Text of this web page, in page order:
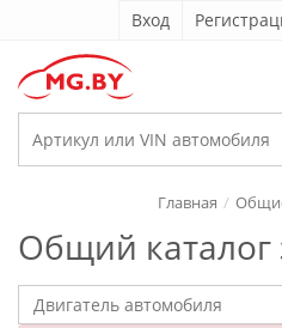
Вход
Общий каталог
Главная